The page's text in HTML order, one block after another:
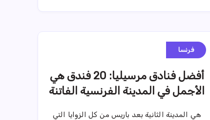
فرنسا
أفضل فنادق مرسيليا: 20 فندق هي
الأجمل في المدينة الفرنسية الفاتنة
هي المدينة الثانية بعد باريس من كل الزوايا التي